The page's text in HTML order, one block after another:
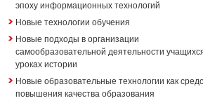
эпоху информационных технологий
Новые технологии обучения
Новые подходы в организации
самообразовательной деятельности
уроках истории
Новые образовательные технологии как
повышения качества образования